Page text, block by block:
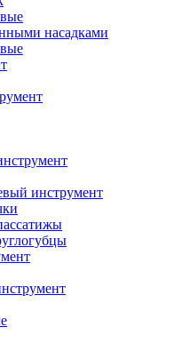
насадками
инструмент